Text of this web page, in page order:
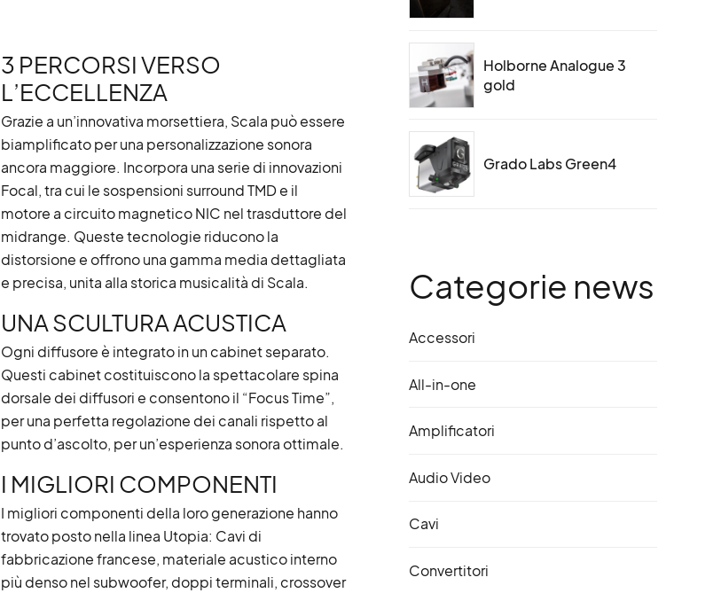
3 PERCORSI VERSO
L’ECCELLENZA
Grazie a un’innovativa morsettiera, Scala può essere
biamplificato per una personalizzazione sonora
ancora maggiore. Incorpora una serie di innovazioni
Focal, tra cui le sospensioni surround TMD e il
motore a circuito magnetico NIC nel trasduttore del
midrange. Queste tecnologie riducono la
distorsione e offrono una gamma media dettagliata
e precisa, unita alla storica musicalità di Scala.
UNA SCULTURA ACUSTICA
Ogni diffusore è integrato in un cabinet separato.
Questi cabinet costituiscono la spettacolare spina
dorsale dei diffusori e consentono il “Focus Time”,
per una perfetta regolazione dei canali rispetto al
punto d’ascolto, per un’esperienza sonora ottimale.
I MIGLIORI COMPONENTI
I migliori componenti della loro generazione hanno
trovato posto nella linea Utopia: Cavi di
fabbricazione francese, materiale acustico interno
più denso nel subwoofer, doppi terminali, crossover
Holborne Analogue 3
gold
Grado Labs Green4
Categorie news
Accessori
All-in-one
Amplificatori
Audio Video
Cavi
Convertitori